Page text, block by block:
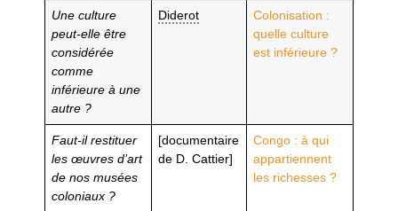
Une culture
peut-elle être
considérée
comme
inférieure à une
autre ?
Diderot
Colonisation :
quelle culture
est inférieure ?
Faut-il restituer
les œuvres d’art
de nos musées
coloniaux ?
[documentaire
de D. Cattier]
Congo : à qui
appartiennent
les richesses ?